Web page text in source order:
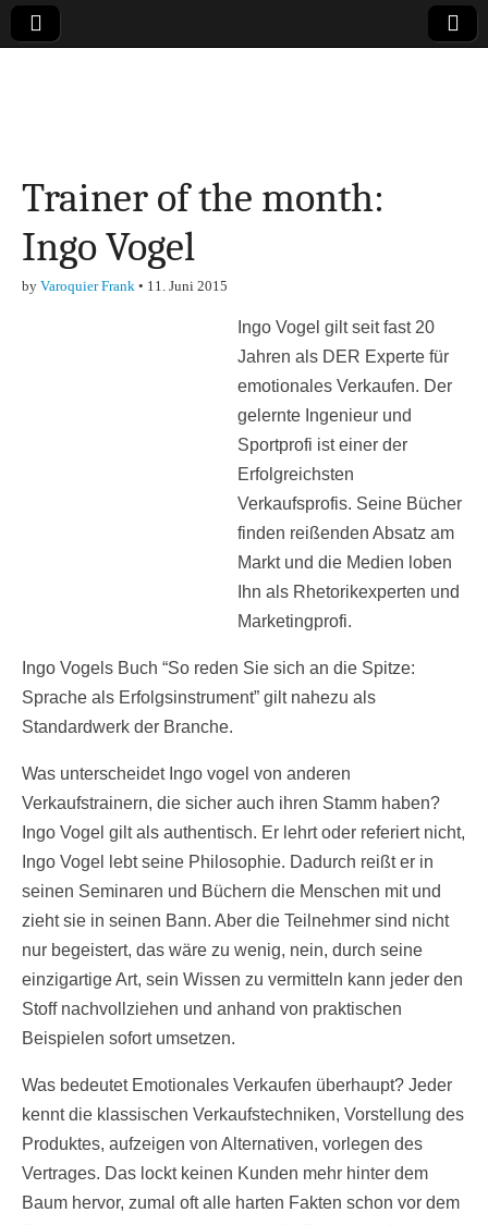
Finanzen,
Marketing-, Vertrieb-
& Investment-Tipps
Trainer of the month:
Ingo Vogel
by Varoquier Frank • 11. Juni 2015
Ingo Vogel gilt seit fast 20
Jahren als DER Experte für
emotionales Verkaufen. Der
gelernte Ingenieur und
Sportprofi ist einer der
Erfolgreichsten
Verkaufsprofis. Seine Bücher
finden reißenden Absatz am
Markt und die Medien loben
Ihn als Rhetorikexperten und
Marketingprofi.
Ingo Vogels Buch “So reden Sie sich an die Spitze:
Sprache als Erfolgsinstrument” gilt nahezu als
Standardwerk der Branche.
Was unterscheidet Ingo vogel von anderen
Verkaufstrainern, die sicher auch ihren Stamm haben?
Ingo Vogel gilt als authentisch. Er lehrt oder referiert nicht,
Ingo Vogel lebt seine Philosophie. Dadurch reißt er in
seinen Seminaren und Büchern die Menschen mit und
zieht sie in seinen Bann. Aber die Teilnehmer sind nicht
nur begeistert, das wäre zu wenig, nein, durch seine
einzigartige Art, sein Wissen zu vermitteln kann jeder den
Stoff nachvollziehen und anhand von praktischen
Beispielen sofort umsetzen.
Was bedeutet Emotionales Verkaufen überhaupt? Jeder
kennt die klassischen Verkaufstechniken, Vorstellung des
Produktes, aufzeigen von Alternativen, vorlegen des
Vertrages. Das lockt keinen Kunden mehr hinter dem
Baum hervor, zumal oft alle harten Fakten schon vor dem